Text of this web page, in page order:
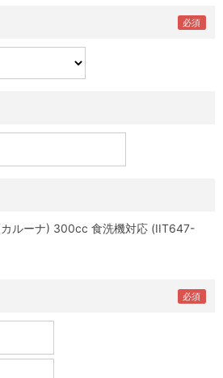
ルーナ) 300cc 食洗機対応 (IIT647-